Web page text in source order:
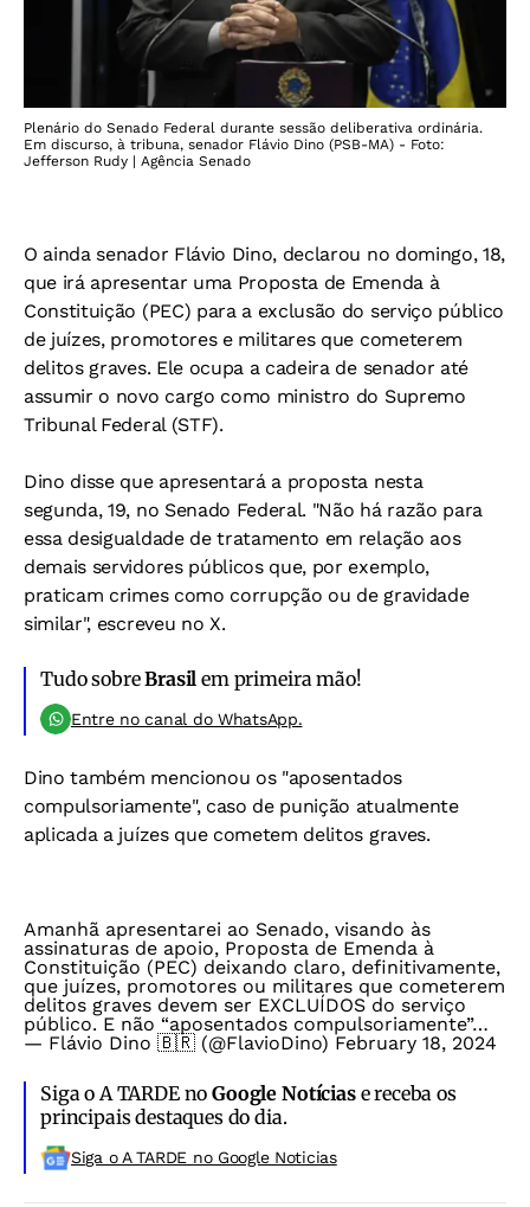
Plenário do Senado Federal durante sessão deliberativa ordinária.
Em discurso, à tribuna, senador Flávio Dino (PSB-MA) - Foto:
Jefferson Rudy | Agência Senado
O ainda senador Flávio Dino, declarou no domingo, 18,
que irá apresentar uma Proposta de Emenda à
Constituição (PEC) para a exclusão do serviço público
de juízes, promotores e militares que cometerem
delitos graves. Ele ocupa a cadeira de senador até
assumir o novo cargo como ministro do Supremo
Tribunal Federal (STF).
Dino disse que apresentará a proposta nesta
segunda, 19, no Senado Federal. "Não há razão para
essa desigualdade de tratamento em relação aos
demais servidores públicos que, por exemplo,
praticam crimes como corrupção ou de gravidade
similar", escreveu no X.
Tudo sobreBrasil em primeira mão!
Entre no canal do WhatsApp.
Dino também mencionou os "aposentados
compulsoriamente", caso de punição atualmente
aplicada a juízes que cometem delitos graves.
Amanhã apresentarei ao Senado, visando às
assinaturas de apoio, Proposta de Emenda à
Constituição (PEC) deixando claro, definitivamente,
que juízes, promotores ou militares que cometerem
delitos graves devem ser EXCLUÍDOS do serviço
público. E não “aposentados compulsoriamente”…
— Flávio Dino 🇧🇷 (@FlavioDino) February 18, 2024
Siga o A TARDE noGoogle Notíciase receba os
principais destaques do dia.
Siga o A TARDE no Google Noticias